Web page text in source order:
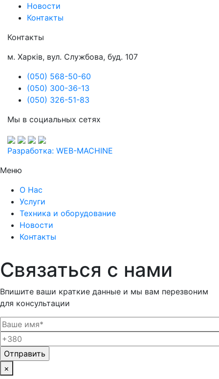
Новости
Контакты
Контакты
м. Харків, вул. Службова, буд. 107
(050) 568-50-60
(050) 300-36-13
(050) 326-51-83
Мы в социальных сетях
Разработка: WEB-MACHINE
Меню
О Нас
Услуги
Техника и оборудование
Новости
Контакты
Связаться с нами
Впишите ваши краткие данные и мы вам перезвоним
для консультации
×